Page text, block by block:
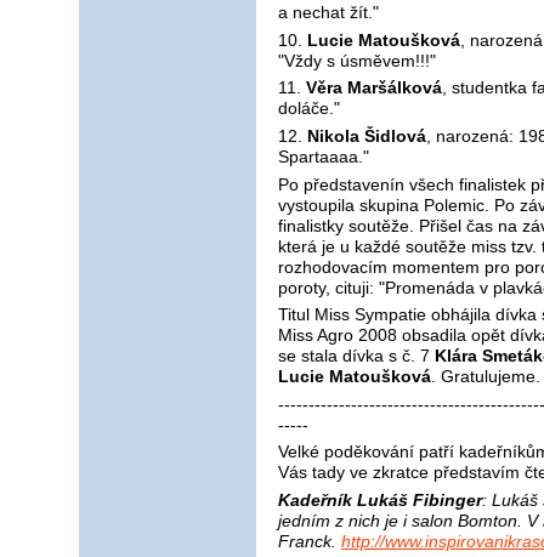
a nechat žít."
10. Lucie Matoušková ,
"Vždy s úsměvem!!!"
11. Věra Maršálková, studentka
doláče."
12. Nikola Šidlová , narozená:
Spartaaaa."
Po představenín všech finalistek
vystoupila skupina Polemic. Po
finalistky soutěže. Přišel čas na
která je u každé soutěže miss
rozhodovacím momentem pro
poroty, cituji: "Promenáda v
Titul Miss Sympatie obhájila
Miss Agro 2008 obsadila opět
se stala dívka s č. 7 Klára
Lucie Matoušková. Gratulujeme.
-----
Velké poděkování patří
Vás tady ve zkratce představím
Kadeřník Lukáš Fibinger: Lukáš
jedním z nich je i salon Bomton.
Franck. http://